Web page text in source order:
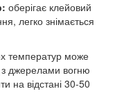
оберігає клейовий
легко знімається
температур може
джерелами вогню
на відстані 30-50